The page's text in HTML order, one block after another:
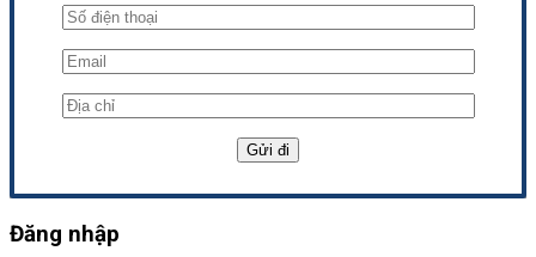
Đăng nhập